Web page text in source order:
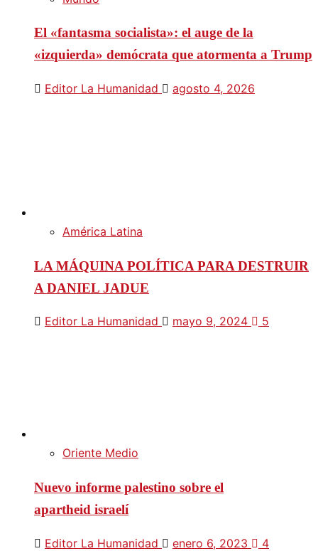
El «fantasma socialista»: el auge de la
«izquierda» demócrata que atormenta a Trump
Editor La Humanidad agosto 4, 2026
América Latina
LA MÁQUINA POLÍTICA PARA DESTRUIR
A DANIEL JADUE
Editor La Humanidad mayo 9, 2024 5
Oriente Medio
Nuevo informe palestino sobre el
apartheid israelí
Editor La Humanidad enero 6, 2023 4